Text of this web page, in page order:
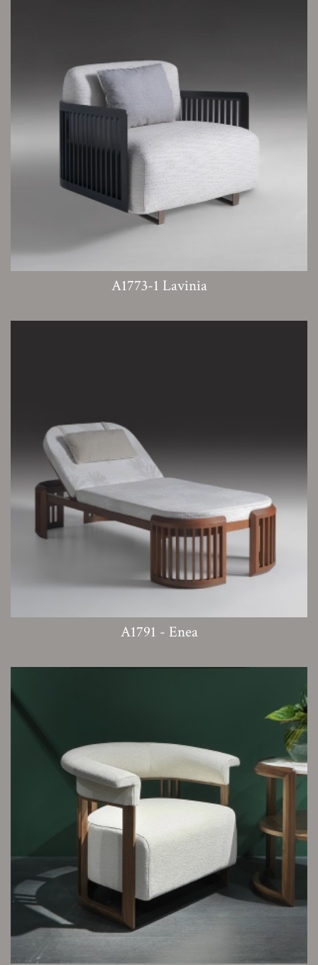
A1773-1 Lavinia
A1791 - Enea